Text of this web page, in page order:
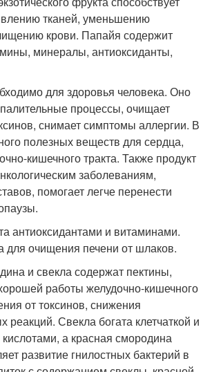
тканей, уменьшению
крови. Папайя содержит
минералы, антиоксиданты,
для здоровья человека. Оно
процессы, очищает
снимает симптомы аллергии. В
полезных веществ для сердца,
кишечного тракта. Также продукт
заболеваниям,
помогает легче перенести
антиоксидантами и витаминами.
для очищения печени от шлаков.
и свекла содержат пектины,
работы желудочно-кишечного
от токсинов, снижения
реакций. Свекла богата клетчаткой и
а красная смородина
развитие гнилостных бактерий в